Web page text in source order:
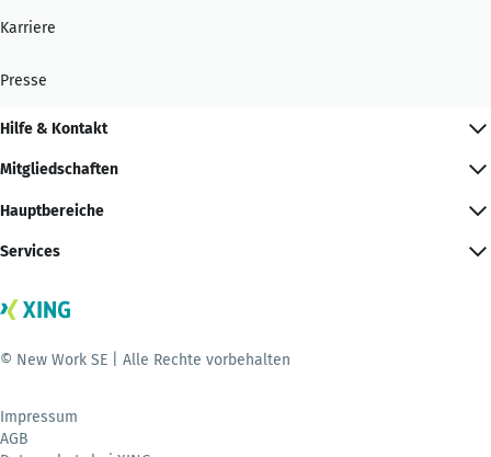
Karriere
Presse
Hilfe & Kontakt
Mitgliedschaften
Hauptbereiche
Services
© New Work SE | Alle Rechte vorbehalten
Impressum
AGB